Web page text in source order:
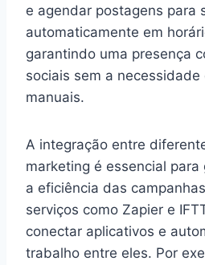
e agendar postagens para
automaticamente em
garantindo uma presença
sociais sem a
manuais.
A integração entre
marketing é essencial para
a eficiência das
serviços como Zapier e
conectar aplicativos e
trabalho entre eles. Por